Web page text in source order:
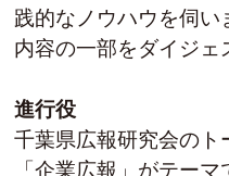
践的なノウハウを伺い
内容の一部をダイジェ
進行役
千葉県広報研究会のト
「企業広報」がテー